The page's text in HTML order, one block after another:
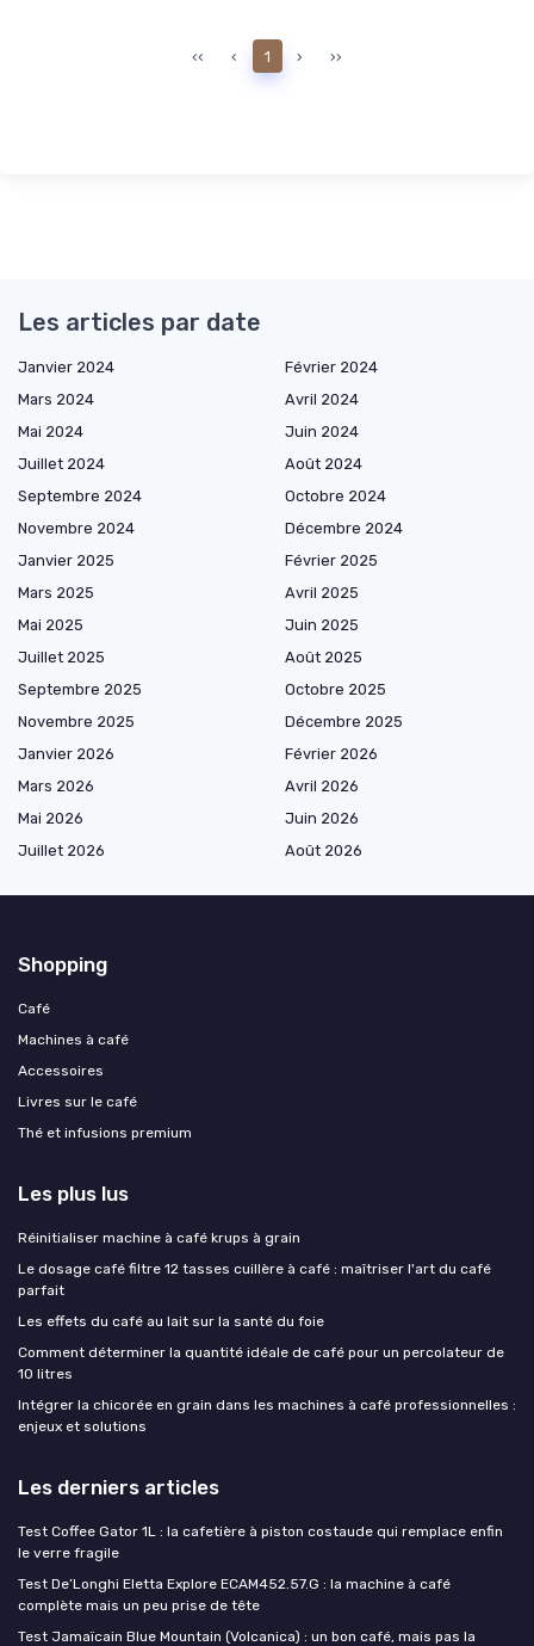
‹‹ ‹ 1 › ››
Les articles par date
Janvier 2024
Février 2024
Mars 2024
Avril 2024
Mai 2024
Juin 2024
Juillet 2024
Août 2024
Septembre 2024
Octobre 2024
Novembre 2024
Décembre 2024
Janvier 2025
Février 2025
Mars 2025
Avril 2025
Mai 2025
Juin 2025
Juillet 2025
Août 2025
Septembre 2025
Octobre 2025
Novembre 2025
Décembre 2025
Janvier 2026
Février 2026
Mars 2026
Avril 2026
Mai 2026
Juin 2026
Juillet 2026
Août 2026
Shopping
Café
Machines à café
Accessoires
Livres sur le café
Thé et infusions premium
Les plus lus
Réinitialiser machine à café krups à grain
Le dosage café filtre 12 tasses cuillère à café : maîtriser l'art du café
parfait
Les effets du café au lait sur la santé du foie
Comment déterminer la quantité idéale de café pour un percolateur de
10 litres
Intégrer la chicorée en grain dans les machines à café professionnelles :
enjeux et solutions
Les derniers articles
Test Coffee Gator 1L : la cafetière à piston costaude qui remplace enfin
le verre fragile
Test De’Longhi Eletta Explore ECAM452.57.G : la machine à café
complète mais un peu prise de tête
Test Jamaïcain Blue Mountain (Volcanica) : un bon café, mais pas la